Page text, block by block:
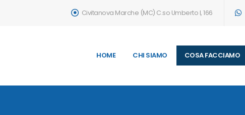
Civitanova Marche (MC) C.so Umberto I, 166
HOME CHI SIAMO COSA FACCIAMO